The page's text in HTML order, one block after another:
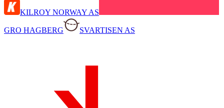
KILROY NORWAY AS
GRO HAGBERG SVARTISEN AS